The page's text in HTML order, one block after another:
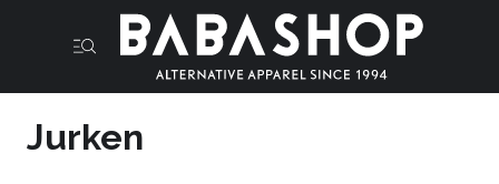
Jurken